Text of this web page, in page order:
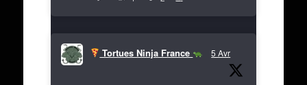
Tortues Ninja France 5 Avr